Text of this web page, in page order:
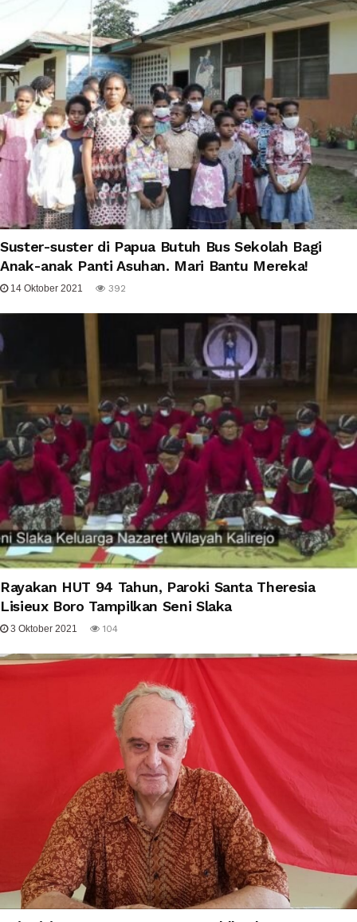
Suster-suster di Papua Butuh Bus Sekolah Bagi
Anak-anak Panti Asuhan. Mari Bantu Mereka!
14 Oktober 2021 392
Rayakan HUT 94 Tahun, Paroki Santa Theresia
Lisieux Boro Tampilkan Seni Slaka
3 Oktober 2021 104